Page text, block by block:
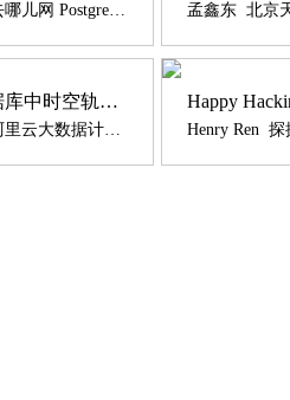
李海龙 去哪儿网 PostgreSQL DBA 总监
开源数据库中时空轨迹数据管理
刘奎恩 阿里云大数据计算平台架构师